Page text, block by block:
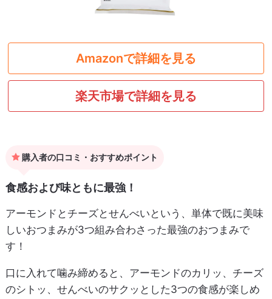
Amazonで詳細を見る
楽天市場で詳細を見る
購入者の口コミ・おすすめポイント
食感および味ともに最強！
アーモンドとチーズとせんべいという、単体で既に美味
しいおつまみが3つ組み合わさった最強のおつまみで
す！
口に入れて噛み締めると、アーモンドのカリッ、チーズ
のシトッ、せんべいのサクッとした3つの食感が楽しめ